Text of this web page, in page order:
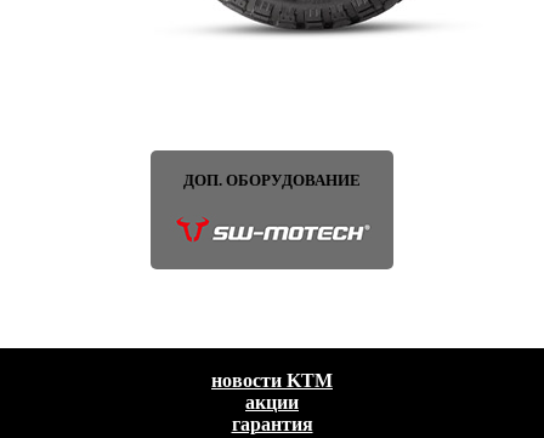
ДОП. ОБОРУДОВАНИЕ
новости KTM
акции
гарантия